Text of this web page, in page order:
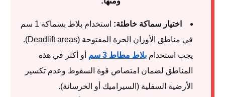
اختيار سماكة خاطئة:
استخدام بلاط بسماكة 1 سم
في مناطق الأوزان الحرة المفتوحة (Deadlift areas).
يجب استخدام بلاط مطاط 3 سم
أو أكثر في هذه
المناطق لضمان امتصاص قوة السقوط وعدم تكسير
الأرضية السفلية (السيراميك أو الخرسانة).